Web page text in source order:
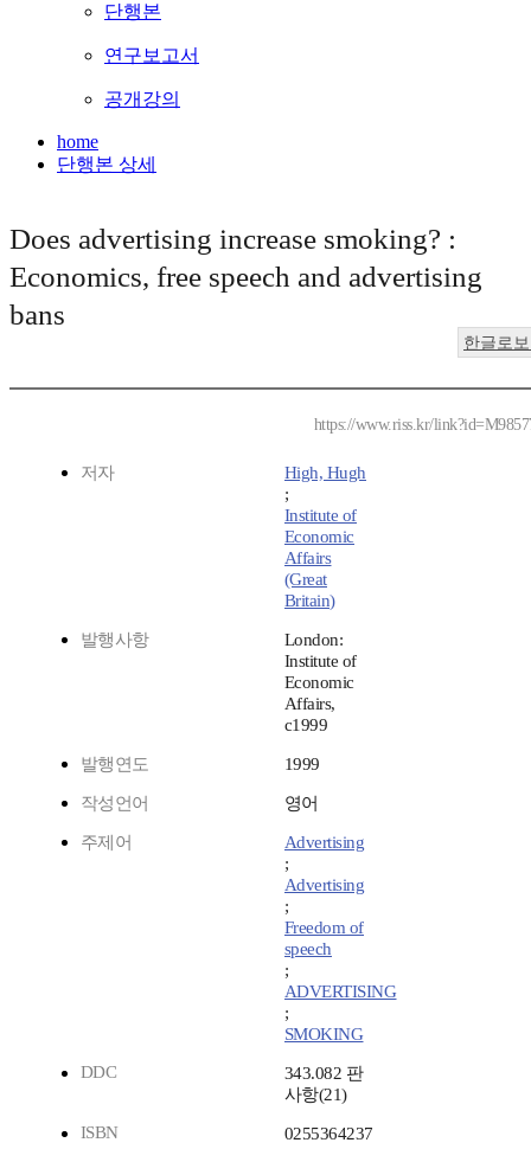
단행본
연구보고서
공개강의
home
단행본 상세
Does advertising increase smoking? :
Economics, free speech and advertising
bans
한글로
https://www.riss.kr/
저자
High, Hugh
;
Institute of
Economic
Affairs
(Great
Britain)
발행사항
London:
Institute of
Economic
Affairs,
c1999
발행연도 1999
작성언어 영어
주제어
Advertising
;
Advertising
;
Freedom of
speech
;
ADVERTISING
;
SMOKING
DDC
343.082 판
사항(21)
ISBN
0255364237